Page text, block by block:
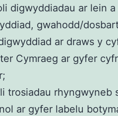
digwyddiadau ar lein a
gwahodd/
ar draws y
Cymraeg ar gyfer
trosiadau rhyngwyneb
ar gyfer labelu